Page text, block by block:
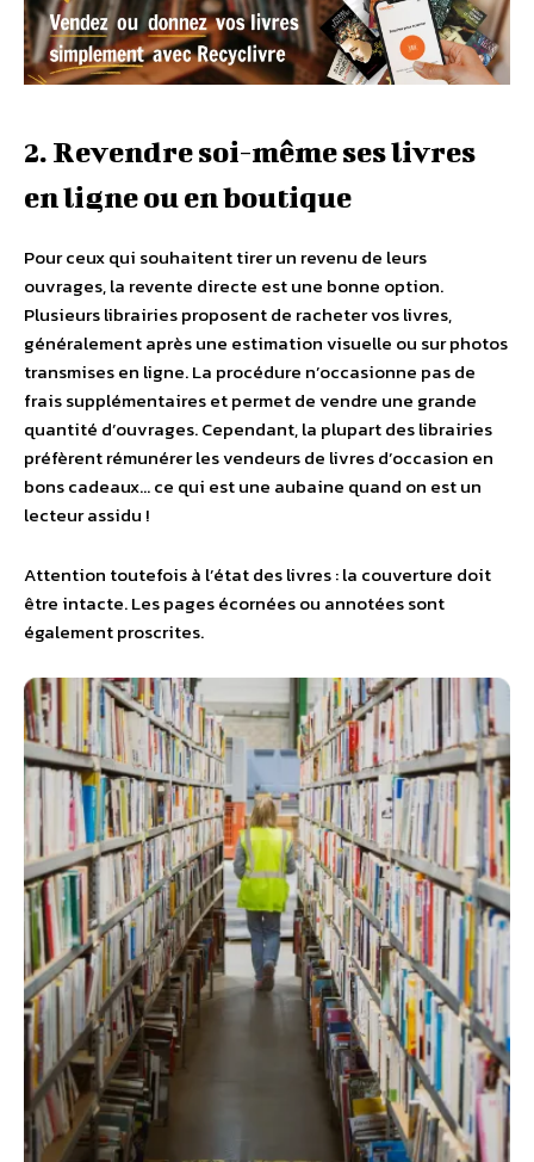
2. Revendre soi-même ses livres
en ligne ou en boutique
Pour ceux qui souhaitent tirer un revenu de leurs
ouvrages, la revente directe est une bonne option.
Plusieurs librairies proposent de racheter vos livres,
généralement après une estimation visuelle ou sur photos
transmises en ligne. La procédure n’occasionne pas de
frais supplémentaires et permet de vendre une grande
quantité d’ouvrages. Cependant, la plupart des librairies
préfèrent rémunérer les vendeurs de livres d’occasion en
bons cadeaux… ce qui est une aubaine quand on est un
lecteur assidu !
Attention toutefois à l’état des livres : la couverture doit
être intacte. Les pages écornées ou annotées sont
également proscrites.